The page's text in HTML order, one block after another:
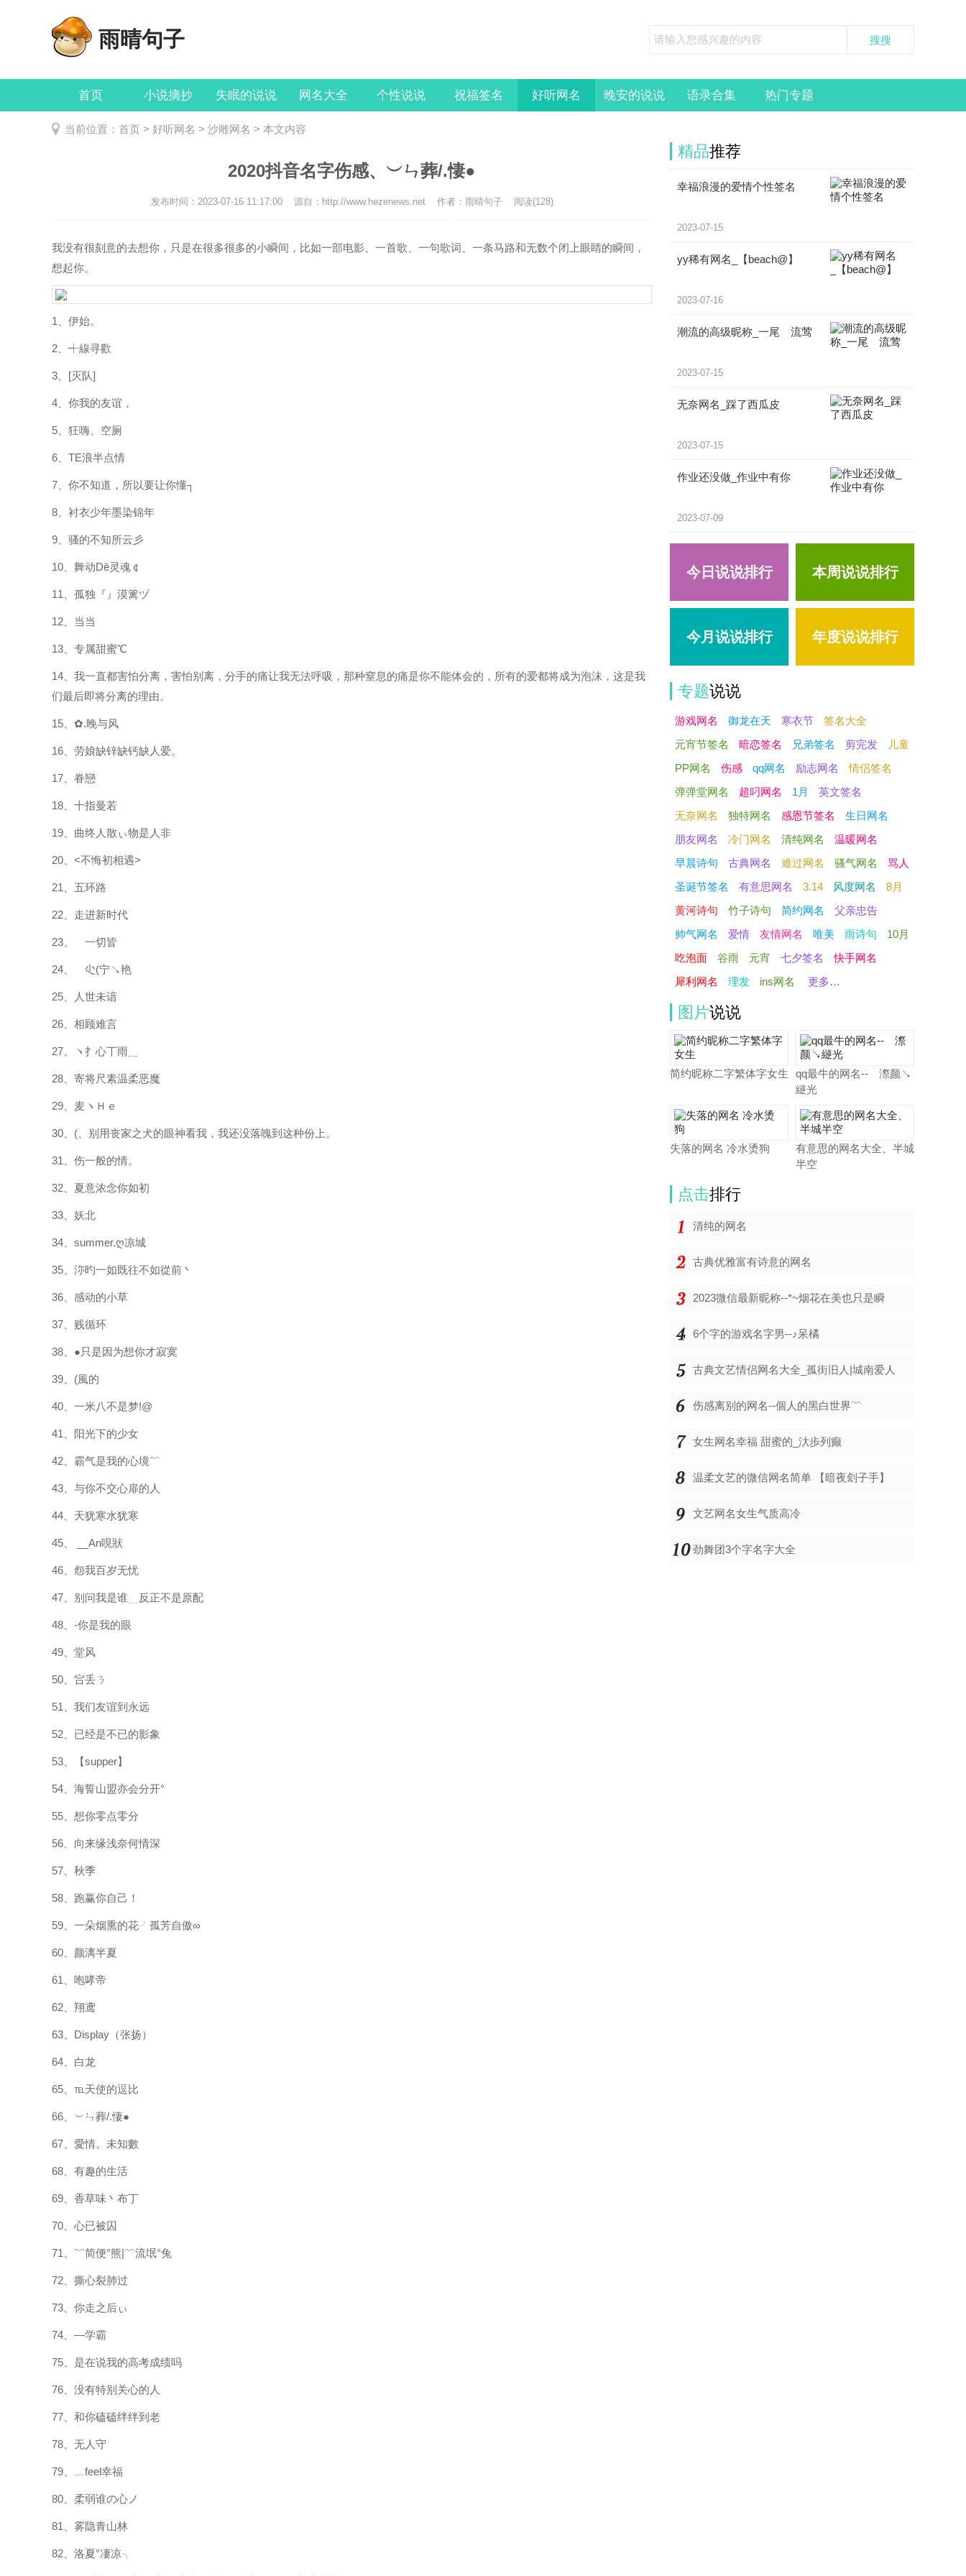
雨晴句子
首页 小说摘抄 失眠的说说 网名大全 个性说说 祝福签名 好听网名 晚安的说说 语录合集 热门专题
当前位置： 首页 > 好听网名 > 沙雕网名 > 本文内容
2020抖音名字伤感、︶ㄣ葬/.悽●
发布时间：2023-07-16 11:17:00 源自：http://www.hezenews.net 作者：雨晴句子 阅读(128)
我没有很刻意的去想你，只是在很多很多的小瞬间，比如一部电影、一首歌、一句歌词、一条马路和无数个闭上眼睛的瞬间，
想起你。
1、伊始。
2、┽線寻歡
3、[灭队]
4、你我的友谊，
5、狂嗨、空厕
6、TE浪半点情
7、你不知道，所以要让你懂┐
8、衬衣少年墨染锦年
9、骚的不知所云彡
10、舞动Dē灵魂￠
11、孤独『』漠篱ヅ
12、当当
13、专属甜蜜℃
14、我一直都害怕分离，害怕别离，分手的痛让我无法呼吸，那种窒息的痛是你不能体会的，所有的爱都将成为泡沫，这是我
们最后即将分离的理由。
15、✿.晚与风
16、劳娘缺锌缺钙缺人爱。
17、眷戀
18、十指曼若
19、曲终人散ぃ物是人非
20、<不悔初相遇>
21、五环路
22、走进新时代
23、ゝ一切皆
24、ゞ尐(宁↘艳
25、人世未谙
26、相顾难言
27、ヽ扌心丅雨﹎
28、寄将尺素温柔恶魔
29、麦ヽＨｅ
30、(、别用丧家之犬的眼神看我，我还没落魄到这种份上。
31、伤一般的情。
32、夏意浓念你如初
33、妖北
34、summer.ღ凉城
35、沵旳一如既往不如從前丶
36、感动的小草
37、贱循环
38、●只是因为想你才寂寞
39、(風的
40、一米八不是梦!@
41、阳光下的少女
42、霸气是我的心境﹌
43、与你不交心扉的人
44、天犹寒水犹寒
45、 __An哯狀
46、怨我百岁无忧
47、别问我是谁﹍反正不是原配
48、-你是我的眼
49、堂风
50、吢丢ㄋ
51、我们友谊到永远
52、已经是不已的影象
53、【supper】
54、海誓山盟亦会分开°
55、想你零点零分
56、向来缘浅奈何情深
57、秋季
58、跑赢你自己！
59、一朵烟熏的花╯孤芳自傲∞
60、颜漓半夏
61、咆哮帝
62、翔鸢
63、Display（张扬）
64、白龙
65、℡天使的逗比
66、︶ㄣ葬/.悽●
67、愛情。未知數
68、有趣的生活
69、香草味丶布丁
70、心已被囚
71、﹌简便°熊|﹌流氓°兔
72、撕心裂肺过
73、你走之后ぃ
74、—学霸
75、是在说我的高考成绩吗
76、没有特别关心的人
77、和你磕磕绊绊到老
78、无人守
79、﹏feel幸福
80、柔弱谁の心ノ
81、雾隐青山林
82、洛夏°凄凉╮
精品推荐
幸福浪漫的爱情个性签名
2023-07-15
yy稀有网名_【beach@】
2023-07-16
潮流的高级昵称_一尾ゝ流莺
2023-07-15
无奈网名_踩了西瓜皮
2023-07-15
作业还没做_作业中有你
2023-07-09
今日说说排行 本周说说排行
今月说说排行 年度说说排行
专题说说
游戏网名 御龙在天 寒衣节
签名大全
元宵节签名
暗恋签名 兄弟签名 剪完发
儿童
PP网名
伤感 qq网名 励志网名
情侣签名
弹弹堂网名
超叼网名 1月
英文签名
无奈网名
独特网名 感恩节签名
生日网名
朋友网名
冷门网名 清纯网名
温暖网名
早晨诗句
古典网名 难过网名 骚气网名
骂人
圣诞节签名
有意思网名 3.14 风度网名
8月
黄河诗句
竹子诗句 简约网名
父亲忠告
帅气网名
爱情 友情网名 唯美 雨诗句
10月
吃泡面
谷雨 元宵 七夕签名
快手网名
犀利网名
理发 ins网名 更多…
图片说说
简约昵称二字繁体字女生
qq最牛的网名--ゞ漈颜↘
縌光
失落的网名 冷水烫狗
有意思的网名大全、半城
半空
点击排行
清纯的网名
古典优雅富有诗意的网名
2023微信最新昵称--*~烟花在美也只是瞬
6个字的游戏名字男--♪呆橘
古典文艺情侣网名大全_孤街旧人|城南爱人
伤感离别的网名--個人的黑白世界﹌
女生网名幸福 甜蜜的_汏歩列癫
温柔文艺的微信网名简单 【暗夜刽子手】
文艺网名女生气质高冷
劲舞团3个字名字大全